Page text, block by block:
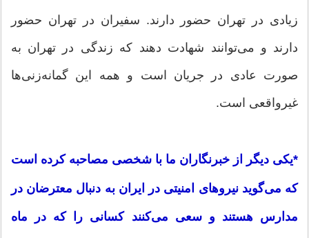
زیادی در تهران حضور دارند. سفیران در تهران حضور
دارند و می‌توانند شهادت دهند که زندگی در تهران به
صورت عادی در جریان است و همه این گمانه‌زنی‌ها
غیرواقعی است.
*یکی دیگر از خبرنگاران ما با شخصی مصاحبه کرده است
که می‌گوید نیروهای امنیتی در ایران به دنبال معترضان در
مدارس هستند و سعی می‌کنند کسانی را که در ماه